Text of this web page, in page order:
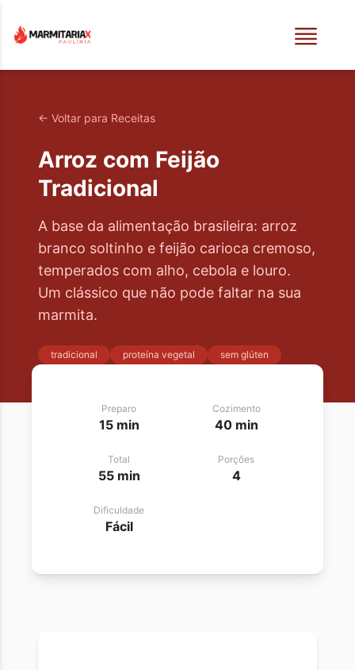
← Voltar para Receitas
Arroz com Feijão
Tradicional
A base da alimentação brasileira: arroz
branco soltinho e feijão carioca cremoso,
temperados com alho, cebola e louro.
Um clássico que não pode faltar na sua
marmita.
tradicional proteína vegetal sem glúten
Preparo
15 min
Cozimento
40 min
Total
55 min
Porções
4
Dificuldade
Fácil